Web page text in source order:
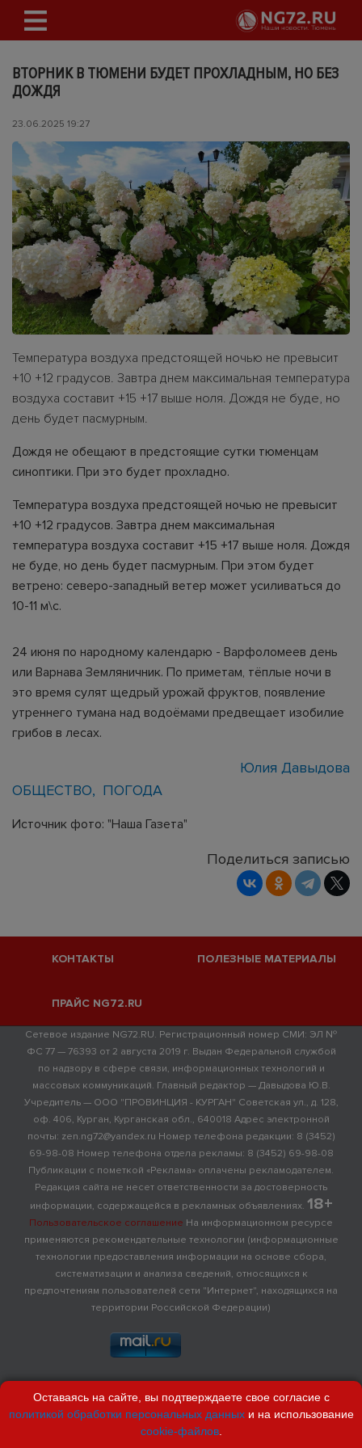
ВТОРНИК В ТЮМЕНИ БУДЕТ ПРОХЛАДНЫМ, НО БЕЗ
ДОЖДЯ
23.06.2025 19:27
Температура воздуха предстоящей ночью не превысит
+10 +12 градусов. Завтра днем максимальная температура
воздуха составит +15 +17 выше ноля. Дождя не буде, но
день будет пасмурным.
Дождя не обещают в предстоящие сутки тюменцам
синоптики. При это будет прохладно.
Температура воздуха предстоящей ночью не превысит
+10 +12 градусов. Завтра днем максимальная
температура воздуха составит +15 +17 выше ноля. Дождя
не буде, но день будет пасмурным. При этом будет
ветрено: северо-западный ветер может усиливаться до
10-11 м\с.
24 июня по народному календарю - Варфоломеев день
или Варнава Земляничник. По приметам, тёплые ночи в
это время сулят щедрый урожай фруктов, появление
утреннего тумана над водоёмами предвещает изобилие
грибов в лесах.
Юлия Давыдова
ОБЩЕСТВО
ПОГОДА
Источник фото: "Наша Газета"
Поделиться записью
КОНТАКТЫ ПОЛЕЗНЫЕ МАТЕРИАЛЫ
ПРАЙС NG72.RU
Сетевое издание NG72.RU. Регистрационный номер СМИ: ЭЛ №
ФС 77 — 76393 от 2 августа 2019 г. Выдан Федеральной службой
по надзору в сфере связи, информационных технологий и
массовых коммуникаций. Главный редактор — Давыдова Ю.В.
Учредитель — ООО "ПРОВИНЦИЯ - КУРГАН" Советская ул., д. 128,
оф. 406, Курган, Курганская обл., 640018 Адрес электронной
почты: zen.ng72@yandex.ru Номер телефона редакции: 8 (3452)
69-98-08 Номер телефона отдела рекламы: 8 (3452) 69-98-08
Публикации с пометкой «Реклама» оплачены рекламодателем.
Редакция сайта не несет ответственности за достоверность
информации, содержащейся в рекламных объявлениях. 18+
Пользовательское соглашение На информационном ресурсе
применяются рекомендательные технологии (информационные
технологии предоставления информации на основе сбора,
систематизации и анализа сведений, относящихся к
предпочтениям пользователей сети "Интернет", находящихся на
территории Российской Федерации)
Оставаясь на сайте, вы подтверждаете свое согласие с
политикой обработки персональных данныхи на использование
cookie-файлов.